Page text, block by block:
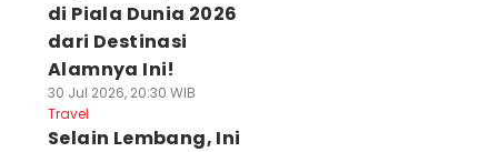
di Piala Dunia 2026
dari Destinasi
Alamnya Ini!
30 Jul 2026, 20:30 WIB
Travel
Selain Lembang, Ini